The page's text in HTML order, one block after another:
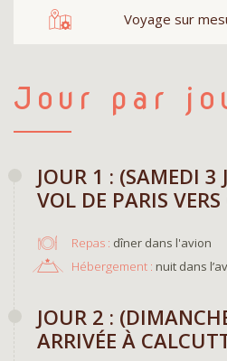
Voyage sur
Jour par
JOUR 1 : (SAMEDI 3
VOL DE PARIS
Repas : dîner dans l'avion
Hébergement : nuit dans
​JOUR 2 :
ARRIVÉE À